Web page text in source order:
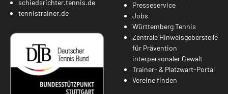
schiedsrichter.tennis.de
tennistrainer.de
Presseservice
Jobs
Württemberg Tennis
Zentrale Hinweisgeberstelle
für Prävention
interpersonaler Gewalt
Trainer- & Platzwart-Portal
Vereine finden